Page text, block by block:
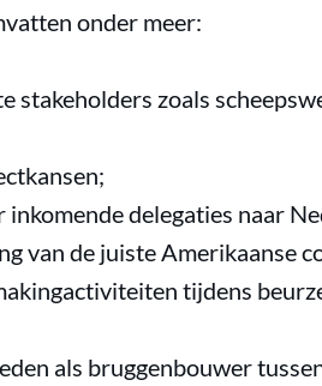
onder meer:
stakeholders zoals
delegaties naar
van de juiste Amerikaanse
tijdens
als bruggenbouwer